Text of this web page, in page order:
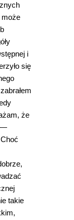
może
i
się
że
—
takie